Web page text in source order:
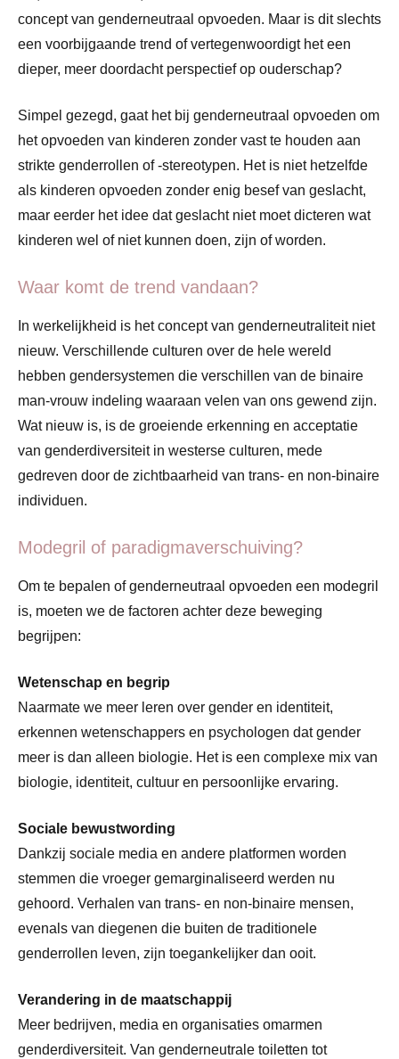
concept van genderneutraal opvoeden. Maar is dit slechts
een voorbijgaande trend of vertegenwoordigt het een
dieper, meer doordacht perspectief op ouderschap?
Simpel gezegd, gaat het bij genderneutraal opvoeden om
het opvoeden van kinderen zonder vast te houden aan
strikte genderrollen of -stereotypen. Het is niet hetzelfde
als kinderen opvoeden zonder enig besef van geslacht,
maar eerder het idee dat geslacht niet moet dicteren wat
kinderen wel of niet kunnen doen, zijn of worden.
Waar komt de trend vandaan?
In werkelijkheid is het concept van genderneutraliteit niet
nieuw. Verschillende culturen over de hele wereld
hebben gendersystemen die verschillen van de binaire
man-vrouw indeling waaraan velen van ons gewend zijn.
Wat nieuw is, is de groeiende erkenning en acceptatie
van genderdiversiteit in westerse culturen, mede
gedreven door de zichtbaarheid van trans- en non-binaire
individuen.
Modegril of paradigmaverschuiving?
Om te bepalen of genderneutraal opvoeden een modegril
is, moeten we de factoren achter deze beweging
begrijpen:
Wetenschap en begrip
Naarmate we meer leren over gender en identiteit,
erkennen wetenschappers en psychologen dat gender
meer is dan alleen biologie. Het is een complexe mix van
biologie, identiteit, cultuur en persoonlijke ervaring.
Sociale bewustwording
Dankzij sociale media en andere platformen worden
stemmen die vroeger gemarginaliseerd werden nu
gehoord. Verhalen van trans- en non-binaire mensen,
evenals van diegenen die buiten de traditionele
genderrollen leven, zijn toegankelijker dan ooit.
Verandering in de maatschappij
Meer bedrijven, media en organisaties omarmen
genderdiversiteit. Van genderneutrale toiletten tot